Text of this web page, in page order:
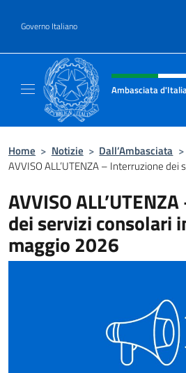
Governo Italiano
Intestazione sito,
Ambasciata
Home > Notizie > Dall’Ambasciata >
AVVISO ALL’UTENZA – Interruzione dei
AVVISO
dei servizi consolari
maggio 2026